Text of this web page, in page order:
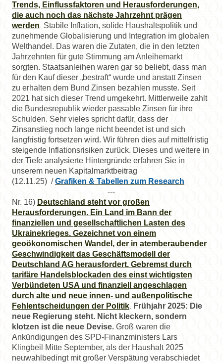
Trends, Einflussfaktoren und Herausforderungen,
die auch noch das nächste Jahrzehnt prägen
werden Stabile Inflation, solide Haushaltspolitik und
zunehmende Globalisierung und Integration im globalen
Welthandel. Das waren die Zutaten, die in den letzten
Jahrzehnten für gute Stimmung am Anleihemarkt
sorgten. Staatsanleihen waren gar so beliebt, dass man
für den Kauf dieser „bestraft“ wurde und anstatt Zinsen
zu erhalten dem Bund Zinsen bezahlen musste. Seit
2021 hat sich dieser Trend umgekehrt. Mittlerweile zahlt
die Bundesrepublik wieder passable Zinsen für ihre
Schulden. Sehr vieles spricht dafür, dass der
Zinsanstieg noch lange nicht beendet ist und sich
langfristig fortsetzen wird. Wir führen dies auf mittelfristig
steigende Inflationsrisiken zurück. Dieses und weitere in
der Tiefe analysierte Hintergründe erfahren Sie in
unserem neuen Kapitalmarktbeitrag
(12.11.25) /Grafiken & Tabellen zum Research
---
Nr. 16) Deutschland steht vor großen
Herausforderungen. Ein Land im Bann der
finanziellen und gesellschaftlichen Lasten des
Ukrainekrieges. Gezeichnet von einem
geoökonomischen Wandel, der in atemberaubender
Geschwindigkeit das Geschäftsmodell der
Deutschland AG herausfordert. Gebremst durch
tarifäre Handelsblockaden des einst wichtigsten
Verbündeten USA und finanziell angeschlagen
durch alte und neue innen- und außenpolitische
Fehlentscheidungen der Politik
Frühjahr 2025: Die
neue Regierung steht. Nicht kleckern, sondern
klotzen ist die neue Devise. Groß waren die
Ankündigungen des SPD-Finanzministers Lars
Klingbeil Mitte September, als der Haushalt 2025
neuwahlbedingt mit großer Verspätung verabschiedet